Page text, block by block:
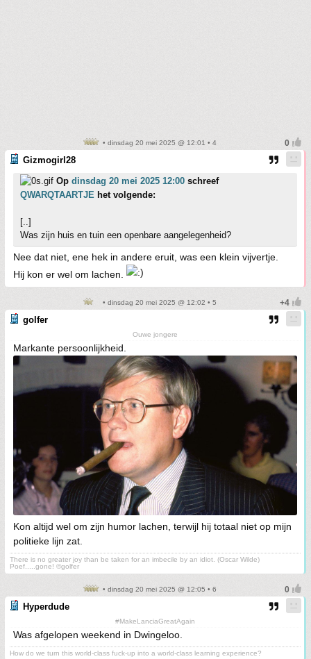
• dinsdag 20 mei 2025 @ 12:01 • 4
Gizmogirl28
Op dinsdag 20 mei 2025 12:00 schreef
QWARQTAARTJE het volgende:
[..]
Was zijn huis en tuin een openbare aangelegenheid?
Nee dat niet, ene hek in andere eruit, was een klein vijvertje.
Hij kon er wel om lachen.
• dinsdag 20 mei 2025 @ 12:02 • 5
golfer
Ouwe jongere
Markante persoonlijkheid.
Kon altijd wel om zijn humor lachen, terwijl hij totaal niet op mijn
politieke lijn zat.
There is no greater joy than be taken for an imbecile by an idiot. (Oscar Wilde)
Poef.....gone! ©golfer
• dinsdag 20 mei 2025 @ 12:05 • 6
Hyperdude
#MakeLanciaGreatAgain
Was afgelopen weekend in Dwingeloo.
How do we turn this world-class fuck-up into a world-class learning experience?